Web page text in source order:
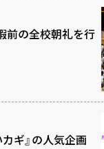
前の全校朝礼を行
カギ』の人気企画